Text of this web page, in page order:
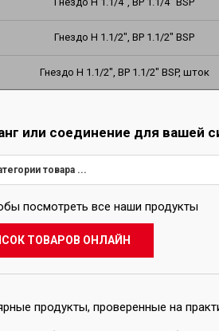
Гнездо H 1.1/2", ВР 1.1/2" BSP
Гнездо H 1.1/2", ВР 1.1/2" BSP, шток
Гнездо H 3/8", ВР 3/8" BSP
Гнездо H 1/2", ВР 1/2" BSP
больший объем продукции
90 93 95или напишите нам:
или соединение для вашей
посмотреть все наши продукты
ТОВАРОВ ОНЛАЙН
продукты, проверенные на